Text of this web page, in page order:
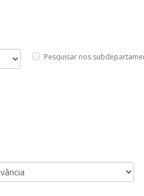
Pesquisar nos